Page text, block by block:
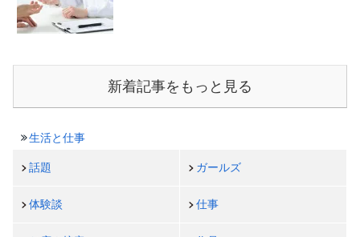
新着記事をもっと見る
生活と仕事
話題 ガールズ
体験談 仕事